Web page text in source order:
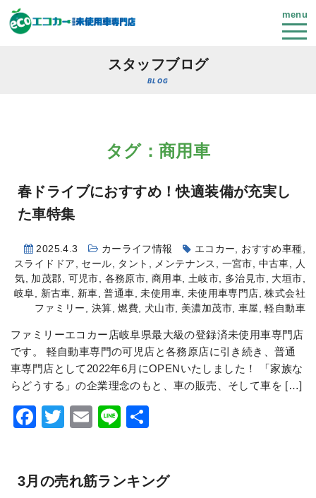
menu
スタッフブログ
BLOG
タグ：商用車
春ドライブにおすすめ！快適装備が充実し
た車特集
2025.4.3 カーライフ情報 エコカー, おすすめ車種,
スライドドア , セール, タント , メンテナンス , 一宮市, 中古車, 人
気, 加茂郡, 可児市, 各務原市, 商用車, 土岐市, 多治見市, 大垣市,
岐阜, 新古車, 新車,普通車,未使用車, 未使用車専門店,株式会社
ファミリー , 決算,燃費, 犬山市, 美濃加茂市, 車屋 ,軽自動車
ファミリーエコカー店岐阜県最大級の登録済未使用車専門店
です。 軽自動車専門の可児店と各務原店に引き続き、普通
車専門店として2022年6月にOPENいたしました！ 「家族な
らどうする」の企業理念のもと、車の販売、そして車を […]
Facebook
Twitter
Email
Line
3月の売れ筋ランキング